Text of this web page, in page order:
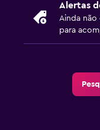
Alertas
Ainda não
para